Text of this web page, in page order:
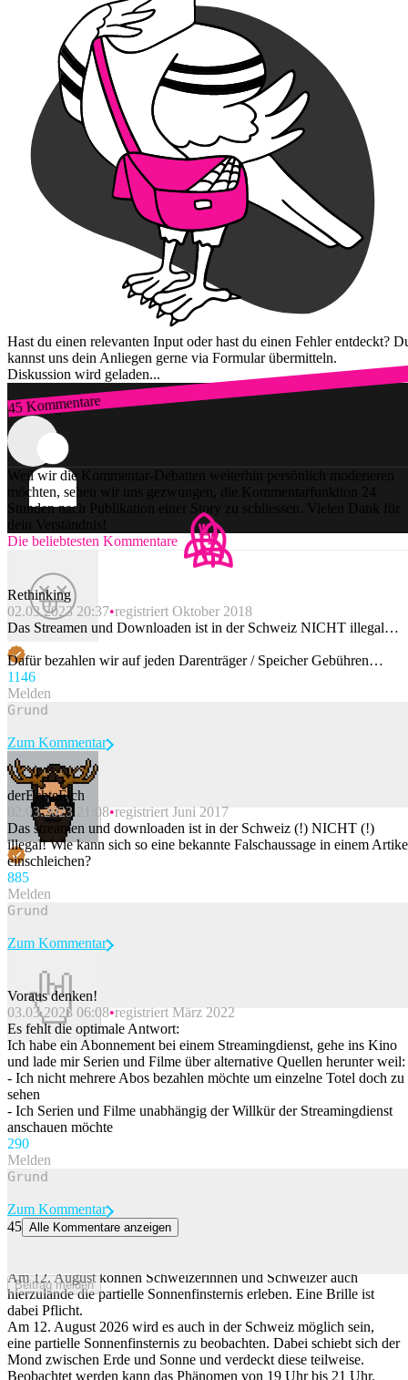
Hast du einen relevanten Input oder hast du einen Fehler entdeckt?
kannst uns dein Anliegen gerne via Formular übermitteln.
Diskussion wird geladen...
45 Kommentare
Zum Login
Weil wir die Kommentar-Debatten weiterhin persönlich moderieren
möchten, sehen wir uns gezwungen, die Kommentarfunktion 24
Stunden nach Publikation einer Story zu schliessen. Vielen Dank für
dein Verständnis!
Die beliebtesten Kommentare
Rethinking
02.03.2023 20:37 registriert Oktober 2018
Das Streamen und Downloaden ist in der Schweiz NICHT illegal…
Dafür bezahlen wir auf jeden Darenträger / Speicher Gebühren…
1146
Melden
Beitrag melden
Zum Kommentar
derEchteElch
02.03.2023 21:08 registriert Juni 2017
Das streamen und downloaden ist in der Schweiz (!) NICHT (!)
illegal! Wie kann sich so eine bekannte Falschaussage in einem
einschleichen?
885
Melden
Beitrag melden
Zum Kommentar
Voraus denken!
03.03.2023 06:08 registriert März 2022
Es fehlt die optimale Antwort:
Ich habe ein Abonnement bei einem Streamingdienst, gehe ins Kino
und lade mir Serien und Filme über alternative Quellen herunter weil:
- Ich nicht mehrere Abos bezahlen möchte um einzelne Totel doch zu
sehen
- Ich Serien und Filme unabhängig der Willkür der Streamingdienst
anschauen möchte
290
Melden
Beitrag melden
Zum Kommentar
45 Alle Kommentare anzeigen
Am 12. August können Schweizerinnen und Schweizer auch
hierzulande die partielle Sonnenfinsternis erleben. Eine Brille ist
dabei Pflicht.
Am 12. August 2026 wird es auch in der Schweiz möglich sein,
eine partielle Sonnenfinsternis zu beobachten. Dabei schiebt sich der
Mond zwischen Erde und Sonne und verdeckt diese teilweise.
Beobachtet werden kann das Phänomen von 19 Uhr bis 21 Uhr.